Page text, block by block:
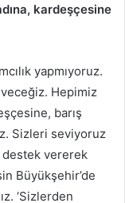
kardeşçesine
yapmıyoruz.
Hepimiz
barış
Sizleri seviyoruz
vererek
Büyükşehir’de
‘Sizlerden